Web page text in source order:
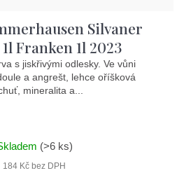
Silvaner
Franken 1l 2023
s jiskřivými odlesky. Ve vůni
a angrešt, lehce oříšková
mineralita a...
(>6 ks)
184 Kč bez DPH